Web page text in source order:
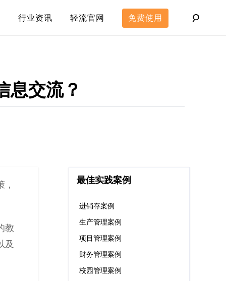
行业资讯 轻流官网 免费使用
息交流？
教
及
最佳实践案例
进销存案例
生产管理案例
项目管理案例
财务管理案例
校园管理案例